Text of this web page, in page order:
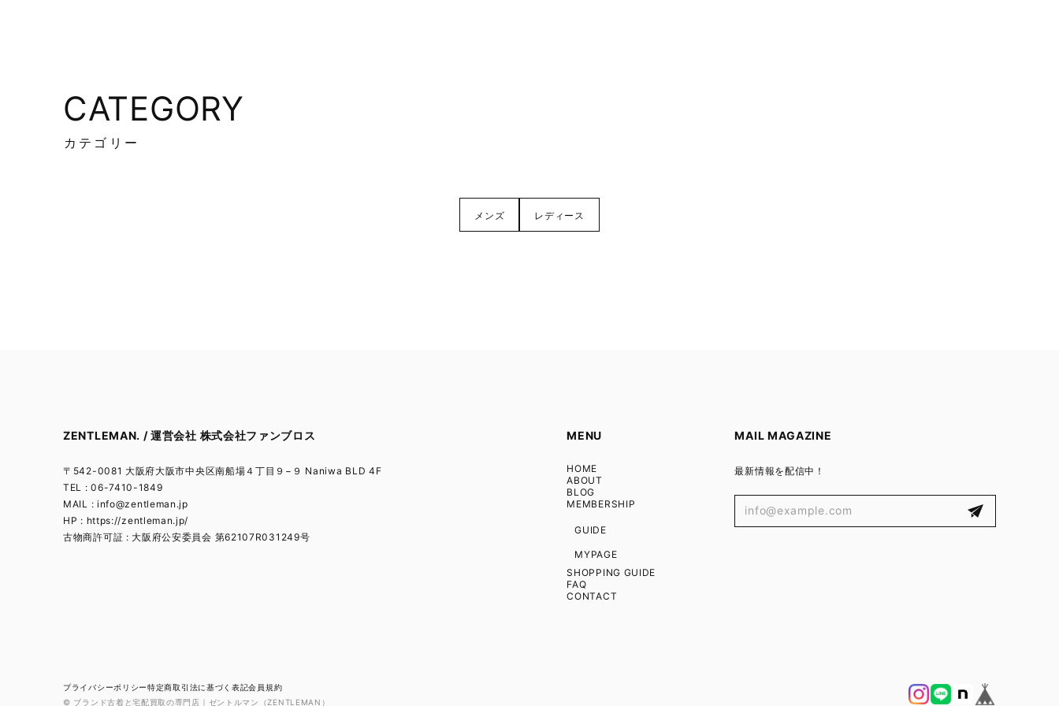
CATEGORY
カテゴリー
メンズ レディース
ZENTLEMAN. / 運営会社 株式会社ファンブロス
〒542-0081 大阪府大阪市中央区南船場４丁目９−９ Naniwa BLD 4F
TEL : 06-7410-1849
MAIL : info@zentleman.jp
HP : https://zentleman.jp/
古物商許可証 : 大阪府公安委員会 第62107R031249号
MENU
HOME
ABOUT
BLOG
MEMBERSHIP
GUIDE
MYPAGE
SHOPPING GUIDE
FAQ
CONTACT
MAIL MAGAZINE
最新情報を配信中！
プライバシーポリシー特定商取引法に基づく表記会員規約
© ブランド古着と宅配買取の専門店｜ゼントルマン（ZENTLEMAN）